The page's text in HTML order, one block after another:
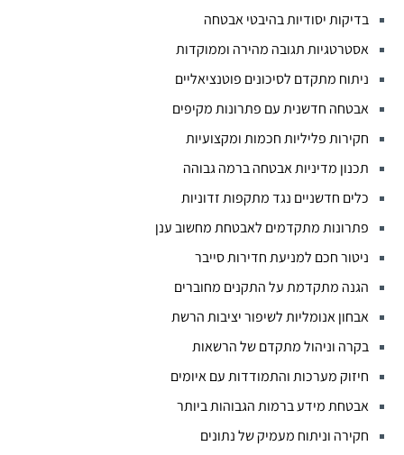
בדיקות יסודיות בהיבטי אבטחה
אסטרטגיות תגובה מהירה וממוקדות
ניתוח מתקדם לסיכונים פוטנציאליים
אבטחה חדשנית עם פתרונות מקיפים
חקירות פליליות חכמות ומקצועיות
תכנון מדיניות אבטחה ברמה גבוהה
כלים חדשניים נגד מתקפות זדוניות
פתרונות מתקדמים לאבטחת מחשוב ענן
ניטור חכם למניעת חדירות סייבר
הגנה מתקדמת על התקנים מחוברים
אבחון אנומליות לשיפור יציבות הרשת
בקרה וניהול מתקדם של הרשאות
חיזוק מערכות והתמודדות עם איומים
אבטחת מידע ברמות הגבוהות ביותר
חקירה וניתוח מעמיק של נתונים